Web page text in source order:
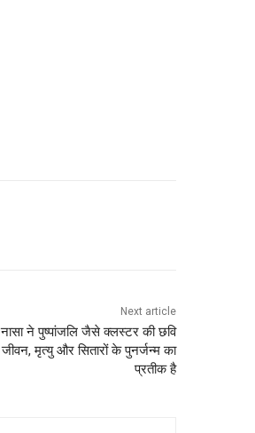
Next article
ने पुष्पांजलि जैसे क्लस्टर की छवि
मृत्यु और सितारों के पुनर्जन्म का
प्रतीक है